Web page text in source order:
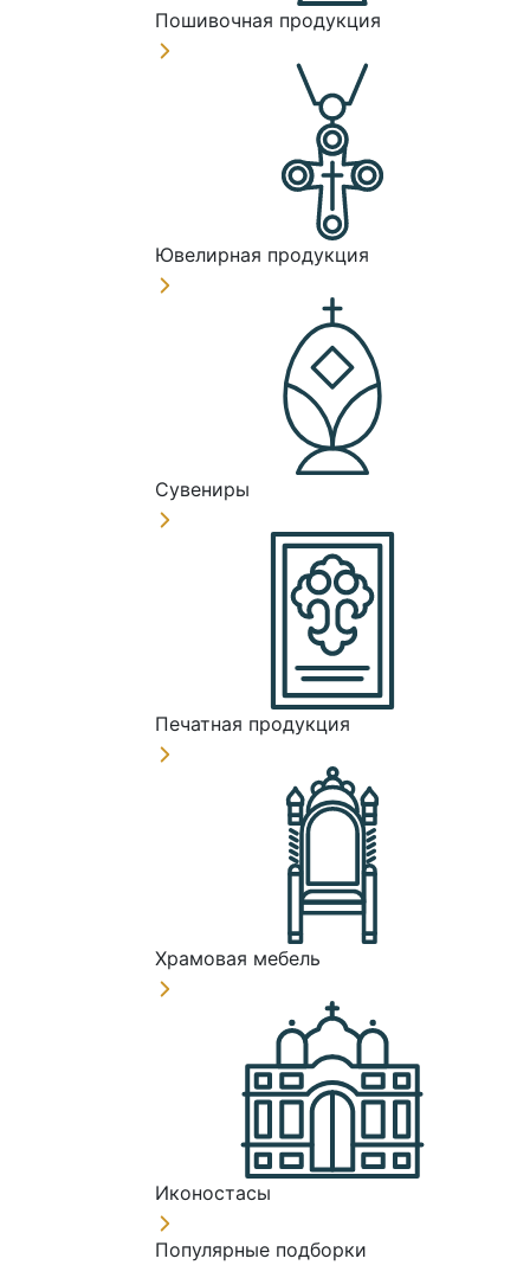
Пошивочная продукция
Ювелирная продукция
Сувениры
Печатная продукция
Храмовая мебель
Иконостасы
Популярные подборки